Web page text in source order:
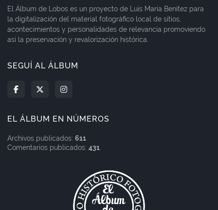
El Álbum de Lobos es un proyecto de Luis María Benítez para
la digitalización del material fotográfico local de sitios,
acontecimientos y personalidades de relevancia promoviendo
así la preservación y revalorización histórica.
SEGUÍ AL ÁLBUM
EL ÁLBUM EN NÚMEROS
Archivos publicados: 611
Comentarios publicados: 431